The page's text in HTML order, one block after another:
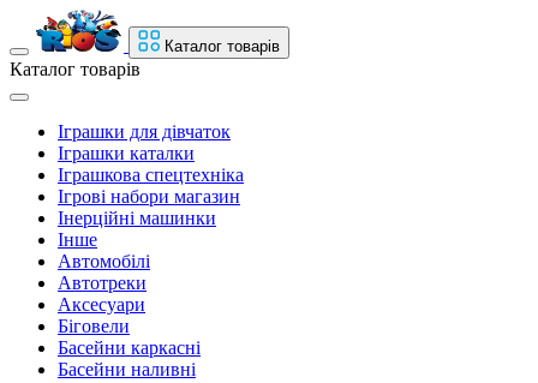
Каталог товарів
Каталог товарів
Іграшки для дівчаток
Іграшки каталки
Іграшкова спецтехніка
Ігрові набори магазин
Інерційні машинки
Інше
Автомобілі
Автотреки
Аксесуари
Біговели
Басейни каркасні
Басейни наливні